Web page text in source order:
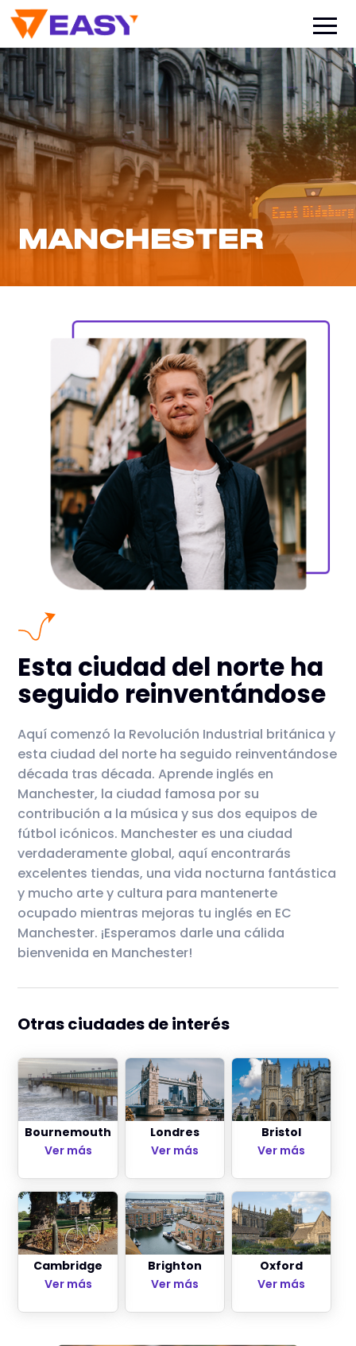
MANCHESTER
Esta ciudad del norte ha
seguido reinventándose
Aquí comenzó la Revolución Industrial británica y
esta ciudad del norte ha seguido reinventándose
década tras década. Aprende inglés en
Manchester, la ciudad famosa por su
contribución a la música y sus dos equipos de
fútbol icónicos. Manchester es una ciudad
verdaderamente global, aquí encontrarás
excelentes tiendas, una vida nocturna fantástica
y mucho arte y cultura para mantenerte
ocupado mientras mejoras tu inglés en EC
Manchester. ¡Esperamos darle una cálida
bienvenida en Manchester!
Otras ciudades de interés
Bournemouth
Ver más
Londres
Ver más
Bristol
Ver más
Cambridge
Ver más
Brighton
Ver más
Oxford
Ver más